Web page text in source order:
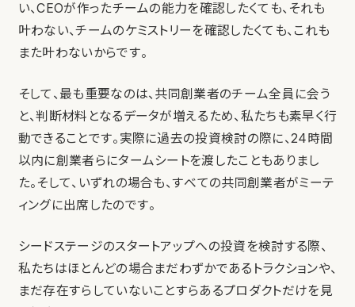
い、CEOが作ったチームの能力を確認したくても、それも
叶わない、チームのケミストリーを確認したくても、これも
また叶わないからです。
そして、最も重要なのは、共同創業者のチーム全員に会う
と、判断材料となるデータが増えるため、私たちも素早く行
動できることです。実際に過去の投資検討の際に、24時間
以内に創業者らにタームシートを渡したこともありまし
た。そして、いずれの場合も、すべての共同創業者がミーテ
ィングに出席したのです。
シードステージのスタートアップへの投資を検討する際、
私たちはほとんどの場合まだわずかであるトラクションや、
まだ存在すらしていないことすらあるプロダクトだけを見